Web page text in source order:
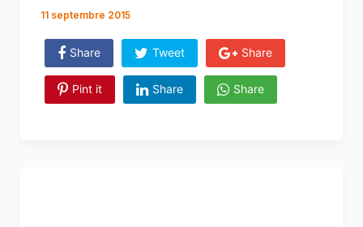
11 septembre 2015
Share Tweet Share
Pint it Share Share